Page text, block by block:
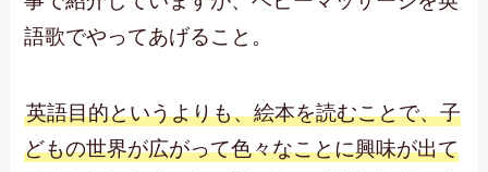
語歌でやってあげること。
英語目的というよりも、絵本を読むことで、子
どもの世界が広がって色々なことに興味が出て